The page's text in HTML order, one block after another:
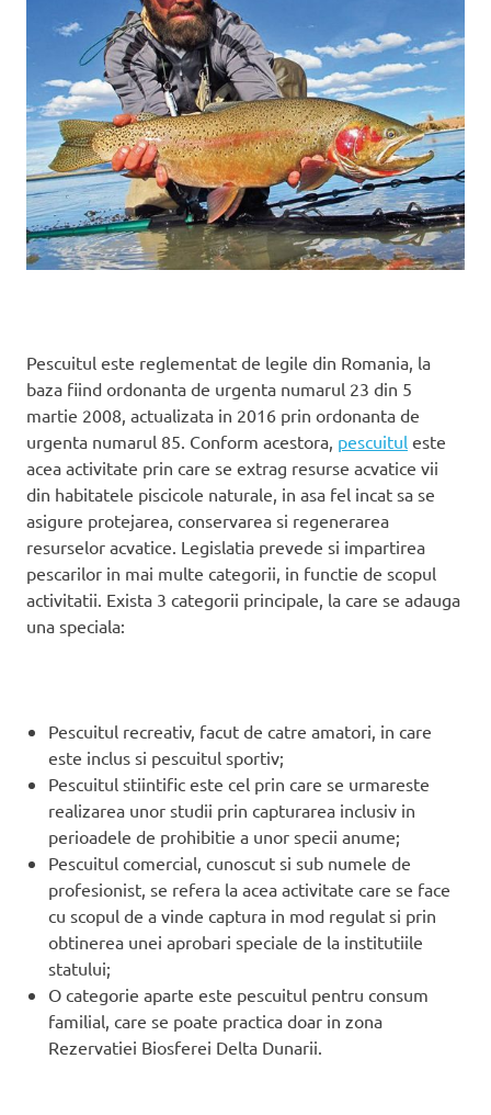
Pescuitul este reglementat de legile din Romania, la
baza fiind ordonanta de urgenta numarul 23 din 5
martie 2008, actualizata in 2016 prin ordonanta de
urgenta numarul 85. Conform acestora, pescuitul este
acea activitate prin care se extrag resurse acvatice vii
din habitatele piscicole naturale, in asa fel incat sa se
asigure protejarea, conservarea si regenerarea
resurselor acvatice. Legislatia prevede si impartirea
pescarilor in mai multe categorii, in functie de scopul
activitatii. Exista 3 categorii principale, la care se adauga
una speciala:
Pescuitul recreativ, facut de catre amatori, in care
este inclus si pescuitul sportiv;
Pescuitul stiintific este cel prin care se urmareste
realizarea unor studii prin capturarea inclusiv in
perioadele de prohibitie a unor specii anume;
Pescuitul comercial, cunoscut si sub numele de
profesionist, se refera la acea activitate care se face
cu scopul de a vinde captura in mod regulat si prin
obtinerea unei aprobari speciale de la institutiile
statului;
O categorie aparte este pescuitul pentru consum
familial, care se poate practica doar in zona
Rezervatiei Biosferei Delta Dunarii.